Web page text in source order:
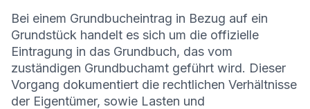
Bei einem Grundbucheintrag in Bezug auf ein
Grundstück handelt es sich um die offizielle
Eintragung in das Grundbuch, das vom
zuständigen Grundbuchamt geführt wird. Dieser
Vorgang dokumentiert die rechtlichen Verhältnisse
der Eigentümer, sowie Lasten und